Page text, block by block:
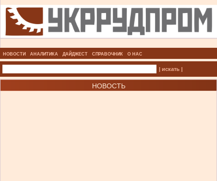
НОВОСТИ АНАЛИТИКА ДАЙДЖЕСТ СПРАВОЧНИК О НАС
| искать |
НОВОСТЬ